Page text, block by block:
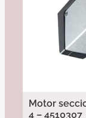
Motor
4 – 4510307